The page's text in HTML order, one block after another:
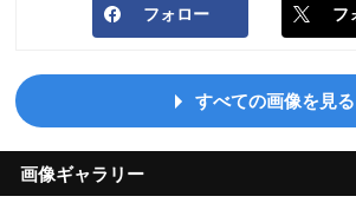
フォロー フ
すべての画像を見る
画像ギャラリー